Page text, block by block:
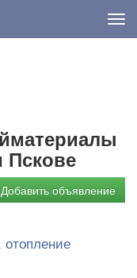
Пскове
Добавить объявление